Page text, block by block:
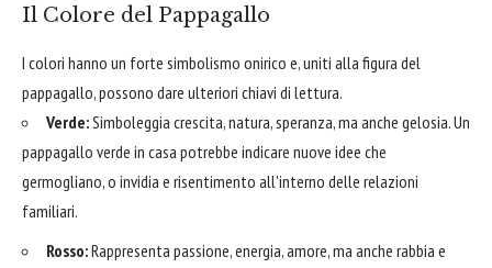
Il Colore del Pappagallo
I colori hanno un forte simbolismo onirico e, uniti alla figura del
pappagallo, possono dare ulteriori chiavi di lettura.
Verde:Simboleggia crescita, natura, speranza, ma anche gelosia. Un
pappagallo verde in casa potrebbe indicare nuove idee che
germogliano, o invidia e risentimento all'interno delle relazioni
familiari.
Rosso:Rappresenta passione, energia, amore, ma anche rabbia e